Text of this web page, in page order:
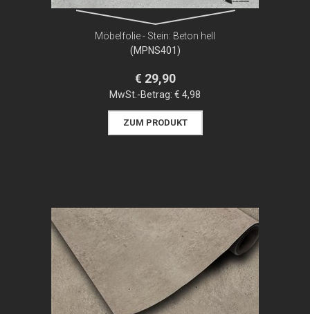
Möbelfolie - Stein: Beton hell
(MPNS401)
€ 29,90
MwSt.-Betrag: € 4,98
ZUM PRODUKT